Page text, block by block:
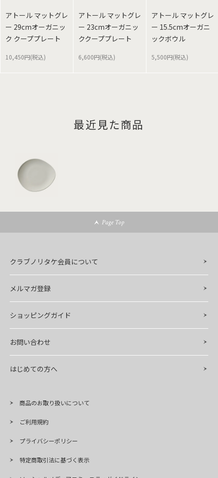
アトール マットグレ
ー 29cmオーガニッ
ク クーププレート
10,450円(税込)
アトール マットグレ
ー 23cmオーガニッ
ククーププレート
6,600円(税込)
アトール マットグレ
ー 15.5cmオーガニ
ックボウル
5,500円(税込)
最近見た商品
Page Top
クラブノリタケ会員について
メルマガ登録
ショッピングガイド
お問い合わせ
はじめての方へ
商品のお取り扱いについて
ご利用規約
プライバシーポリシー
特定商取引法に基づく表示